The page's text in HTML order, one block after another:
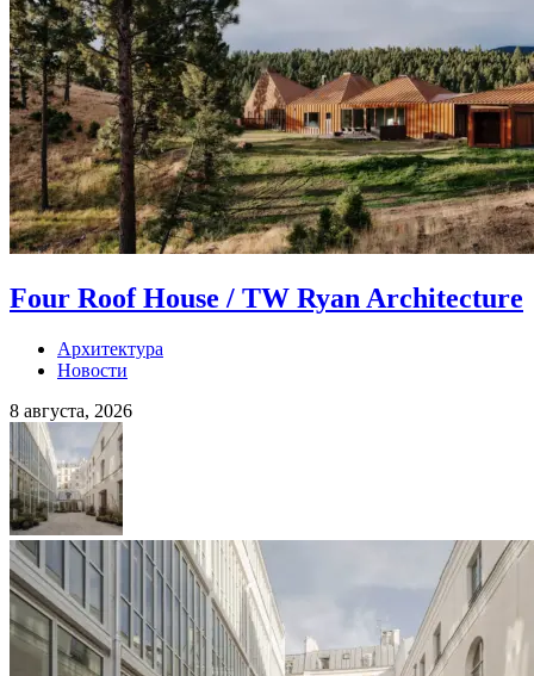
Four Roof House / TW Ryan Architecture
Архитектура
Новости
8 августа, 2026